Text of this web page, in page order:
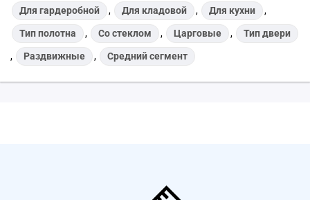
Для гардеробной , Для кладовой , Для кухни ,
Тип полотна , Со стеклом , Царговые , Тип двери
, Раздвижные , Средний сегмент